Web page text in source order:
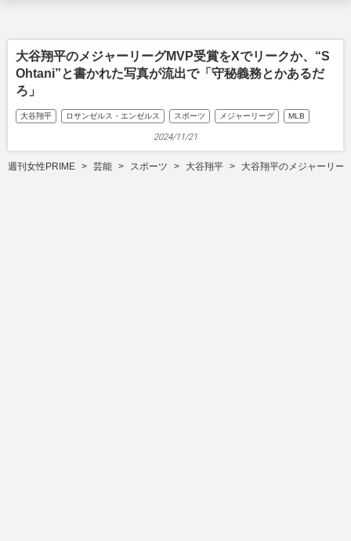
大谷翔平のメジャーリーグMVP受賞をXでリークか、“S
Ohtani”と書かれた写真が流出で「守秘義務とかあるだ
ろ」
大谷翔平 ロサンゼルス・エンゼルス スポーツ メジャーリーグ MLB
2024/11/21
週刊女性PRIME 芸能 スポーツ 大谷翔平 大谷翔平のメジャーリー